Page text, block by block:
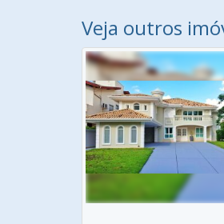
Veja outros